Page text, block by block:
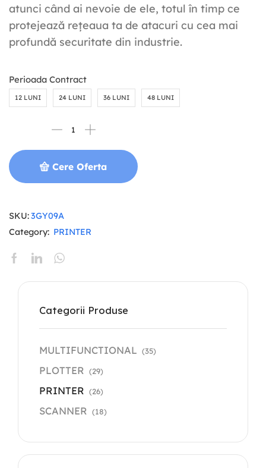
atunci când ai nevoie de ele, totul în timp ce
protejează rețeaua ta de atacuri cu cea mai
profundă securitate din industrie.
Perioada Contract
12 LUNI 24 LUNI 36 LUNI 48 LUNI
Cere Oferta
SKU:3GY09A
Category: PRINTER
Categorii Produse
MULTIFUNCTIONAL (35)
PLOTTER (29)
PRINTER (26)
SCANNER (18)